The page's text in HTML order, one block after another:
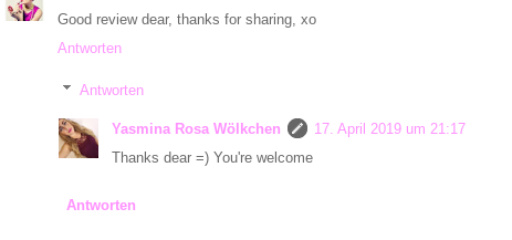
Good review dear, thanks for sharing, xo
Antworten
Antworten
Yasmina Rosa Wölkchen
17. April 2019 um 21:17
Thanks dear =) You're welcome
Antworten